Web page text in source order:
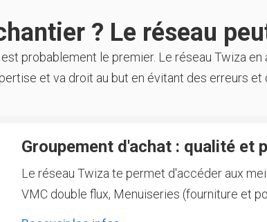
? Le réseau
probablement le premier. Le réseau Twiza en
et va droit au but en évitant des erreurs
Groupement d'achat : qualité et
Le réseau Twiza te permet d'accéder aux
VMC double flux, Menuiseries (fourniture et